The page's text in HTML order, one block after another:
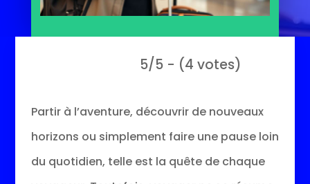
5/5 - (4 votes)
Partir à l’aventure, découvrir de nouveaux
horizons ou simplement faire une pause loin
du quotidien, telle est la quête de chaque